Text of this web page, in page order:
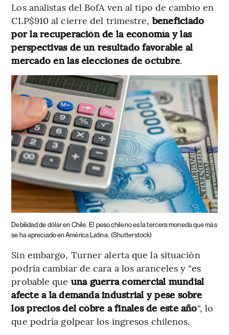
Los analistas del BofA ven al tipo de cambio en
CLP$910 al cierre del trimestre, beneficiado
por la recuperación de la economía y las
perspectivas de un resultado favorable al
mercado en las elecciones de octubre.
Debilidad de dólar en Chile. El peso chileno es la tercera moneda que más
se ha apreciado en América Latina. (Shutterstock)
Sin embargo, Turner alerta que la situación
podría cambiar de cara a los aranceles y “es
probable que una guerra comercial mundial
afecte a la demanda industrial y pese sobre
los precios del cobre a finales de este año“, lo
que podría golpear los ingresos chilenos.